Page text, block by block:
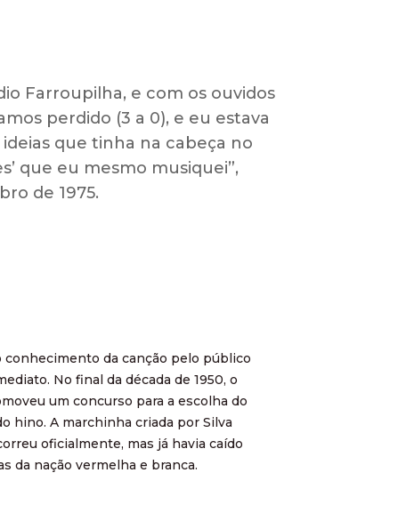
Farroupilha, e com os ouvidos
perdido (3 a 0), e eu estava
que tinha na cabeça no
que eu mesmo musiquei”,
de 1975.
conhecimento da canção pelo público
No final da década de 1950, o
um concurso para a escolha do
hino. A marchinha criada por Silva
oficialmente, mas já havia caído
da nação vermelha e branca.